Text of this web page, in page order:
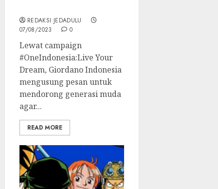
REDAKSI JEDADULU
07/08/2023
0
Lewat campaign
#OneIndonesia:Live Your
Dream, Giordano Indonesia
mengusung pesan untuk
mendorong generasi muda
agar...
READ MORE